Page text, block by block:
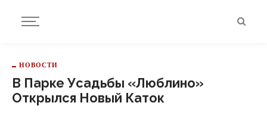
НОВОСТИ
В Парке Усадьбы «Люблино»
Открылся Новый Каток